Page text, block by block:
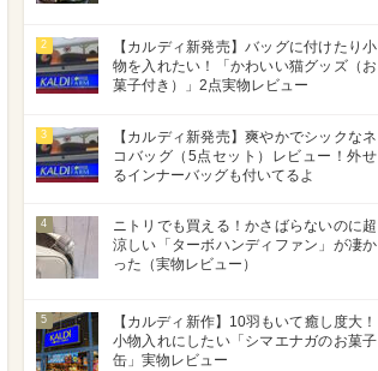
2
【カルディ新発売】バッグに付けたり小
物を入れたい！「かわいい猫グッズ（お
菓子付き）」2点実物レビュー
3
【カルディ新発売】爽やかでシックなネ
コバッグ（5点セット）レビュー！外せ
るインナーバッグも付いてるよ
4
ニトリでも買える！かさばらないのに超
涼しい「ターボハンディファン」が凄か
った（実物レビュー）
5
【カルディ新作】10羽もいて癒し度大！
小物入れにしたい「シマエナガのお菓子
缶」実物レビュー